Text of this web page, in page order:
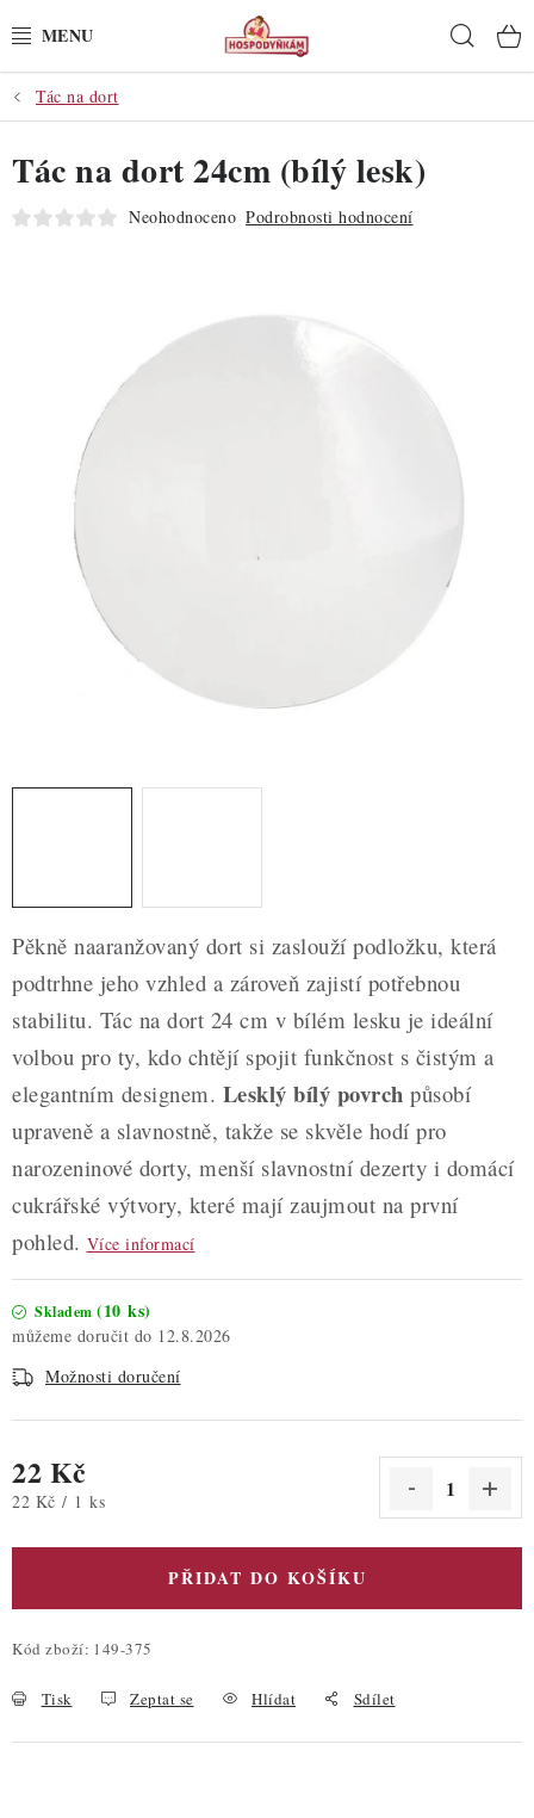
na
POTŘEBY
POMŮCKY
SUROVINY
DO KUCHYNĚ
POCHUTINY
ZDRAVÉ PEČENÍ
DÁRKOVÉ POUKAZY
TÉMATICKÉ PRODUKTY
NOVÉ ZBOŽÍ
Nepřevzetí zásilky na dobírku
Hodnocení obchodu
Blog
Moje objednávka
Podmínky ochrany osobních údajů
Tác na dort
Pěkně naaranžovaný dort si zaslouží podložku, která
podtrhne jeho vzhled a zároveň zajistí potřebnou
stabilitu. Tác na dort 24 cm v bílém lesku je ideální
volbou pro ty, kdo chtějí spojit funkčnost s čistým a
elegantním designem. Lesklý bílý povrch působí
upraveně a slavnostně, takže se skvěle hodí pro
narozeninové dorty, menší slavnostní dezerty i domácí
cukrářské výtvory, které mají zaujmout na první
pohled. Více informací
Skladem (10 ks)
12.8.2026
Možnosti doručení
22 Kč
Měrná cena:
22 Kč / 1 ks
PŘIDAT DO KOŠÍKU
Kód zboží: 149-375
Tisk Zeptat se Hlídat Sdílet
Tác na dort 24cm (bílý lesk)
Neohodnoceno Podrobnosti hodnocení